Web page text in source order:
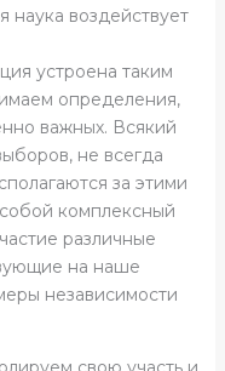
наука воздействует
устроена таким
определения,
важных. Всякий
не всегда
за этими
комплексный
различные
на наше
независимости